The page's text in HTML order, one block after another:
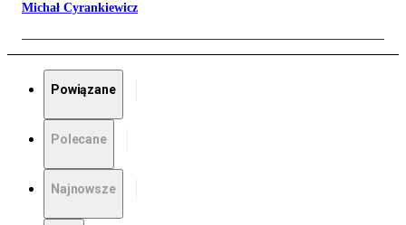
Michał Cyrankiewicz
Powiązane
Polecane
Najnowsze